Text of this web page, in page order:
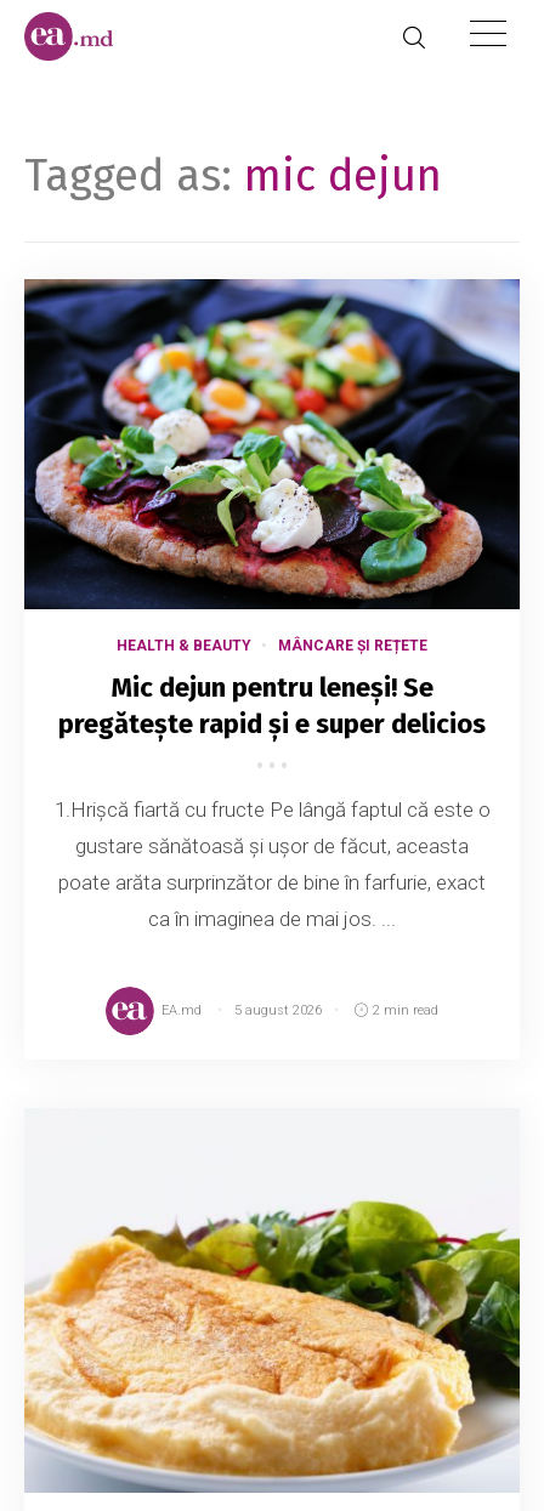
Tagged as: mic dejun
HEALTH & BEAUTY MÂNCARE ȘI REȚETE
Mic dejun pentru leneși! Se
pregătește rapid și e super delicios
1.Hrișcă fiartă cu fructe Pe lângă faptul că este o
gustare sănătoasă și ușor de făcut, aceasta
poate arăta surprinzător de bine în farfurie, exact
ca în imaginea de mai jos. ...
EA.md 5 august 2026 2 min read